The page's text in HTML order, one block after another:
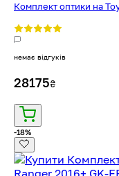
Комплект оптики на
немає відгуків
28175₴
-18%